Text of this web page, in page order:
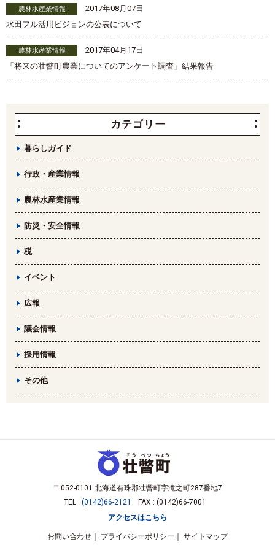
農林水産業情報
2017年08月07日
水田フル活用ビジョンの公表について
農林水産業情報
2017年04月17日
「将来の壮瞥町農業についてのアンケート調査」結果報告
カテゴリー
暮らしガイド
行政・産業情報
農林水産業情報
防災・安全情報
税
イベント
広報
議会情報
採用情報
その他
〒052-0101 北海道有珠郡壮瞥町字滝之町287番地7
TEL : (0142)66-2121
FAX : (0142)66-7001
アクセスはこちら
お問い合わせ プライバシーポリシー サイトマップ